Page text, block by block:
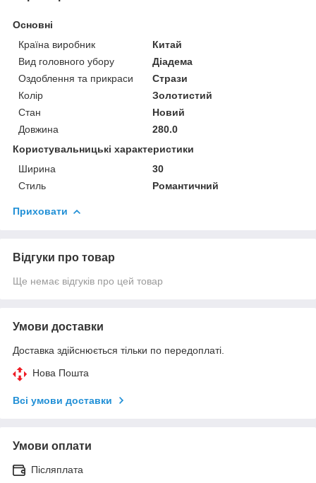
Основні
Країна виробник
Китай
Вид головного убору
Діадема
Оздоблення та прикраси
Стрази
Колір
Золотистий
Стан
Новий
Довжина
280.0
Користувальницькі характеристики
Ширина
30
Стиль
Романтичний
Приховати
Відгуки про товар
Ще немає відгуків про цей товар
Умови доставки
Доставка здійснюється тільки по передоплаті.
Нова Пошта
Всі умови доставки
Умови оплати
Післяплата